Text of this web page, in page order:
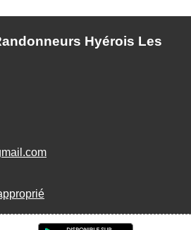
Hyérois Les